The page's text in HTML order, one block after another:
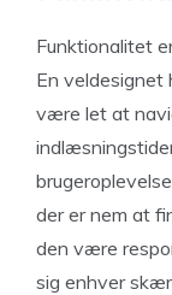
Funktionalitet
En veldesignet
være let at
der er nem at
den være
sig enhver